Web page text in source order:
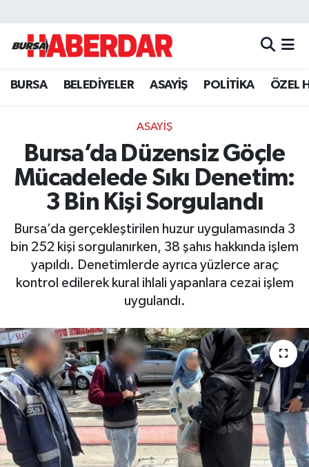
BURSA BELEDİYELER ASAYİŞ POLİTİKA ÖZEL
ASAYİŞ
Bursa’da Düzensiz Göçle
Mücadelede Sıkı Denetim:
3 Bin Kişi Sorgulandı
Bursa’da gerçekleştirilen huzur uygulamasında 3
bin 252 kişi sorgulanırken, 38 şahıs hakkında işlem
yapıldı. Denetimlerde ayrıca yüzlerce araç
kontrol edilerek kural ihlali yapanlara cezai işlem
uygulandı.
Hava Durumu
Trafik Durumu
Süper Lig Puan Durumu ve Fikstür
Tüm Manşetler
Son Dakika Haberleri
Haber Arşivi